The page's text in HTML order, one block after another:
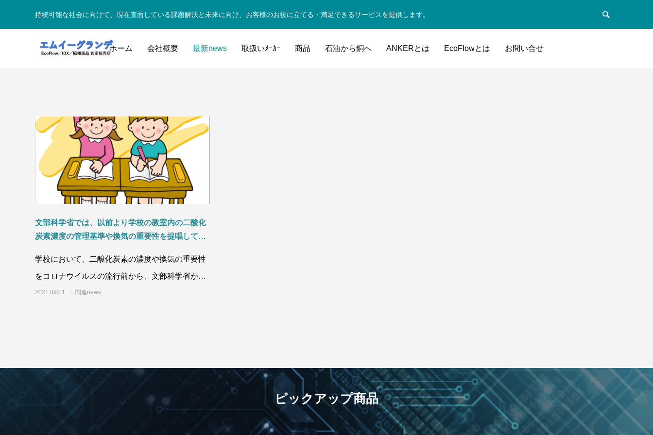
持続可能な社会に向けて、現在直面している課題解決と未来に向け、お客様のお役に立てる・満足できるサービスを提供します。
ホーム 会社概要 最新news 取扱いﾒｰｶｰ 商品 石油から銅へ ANKERとは EcoFlowとは お問い合せ
文部科学省では、以前より学校の教室内の二酸化
炭素濃度の管理基準や換気の重要性を提唱してい
学校において、二酸化炭素の濃度や換気の重要性
をコロナウイルスの流行前から、文部科学省が予
防のための重要指標として通達を出していま
2021.09.01 関連news
ピックアップ商品